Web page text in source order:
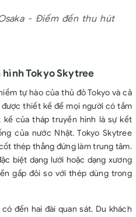
- Điểm đến thu hút
Tokyo Skytree
tự hào của thủ đô Tokyo và cả
được thiết kế để mọi người có tầm
kế của tháp truyền hình là sự kết
của nước Nhật. Tokyo Skytree
thép thẳng đứng làm trung tâm.
biệt dạng lưới hoặc dạng xương
gấp đôi so với thép dùng trong
đến hai đài quan sát. Du khách